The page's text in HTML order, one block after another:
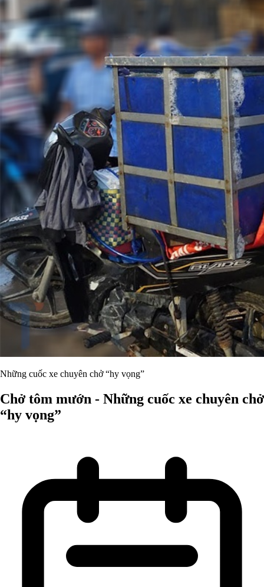
Những cuốc xe chuyên chở “hy vọng”
Chở tôm mướn - Những cuốc xe chuyên chở
“hy vọng”